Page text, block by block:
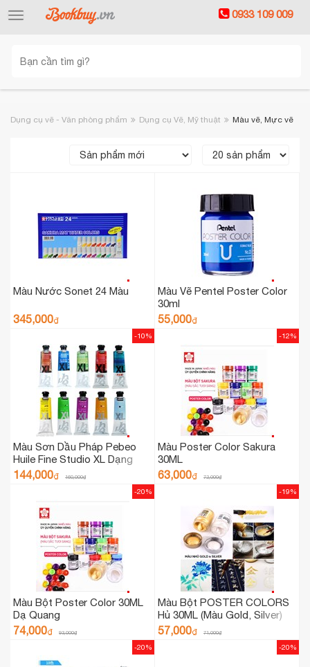
Toggle
0933 109 009
Dụng cụ vẽ - Văn phòng phẩm Dụng cụ Vẽ, Mỹ thuật Màu vẽ, Mực vẽ
Màu Nước Sonet 24 Màu
345,000₫
Màu Vẽ Pentel Poster Color
30ml
55,000₫
Màu Sơn Dầu Pháp Pebeo
Huile Fine Studio XL Dạng
Tuýp 200ml - 1 Tuýp
144,000₫ 160,000₫
-10%
Màu Poster Color Sakura
30ML
63,000₫ 72,000₫
-12%
Màu Bột Poster Color 30ML
Dạ Quang
74,000₫ 93,000₫
-20%
Màu Bột POSTER COLORS
Hủ 30ML (Màu Gold, Silver)
57,000₫ 71,000₫
-19%
-20% -20%